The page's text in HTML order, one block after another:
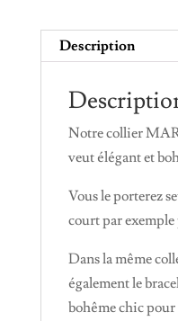
Description
Notre collier
veut élégant et
Vous le porterez
court par
Dans la même
également le
bohême chic